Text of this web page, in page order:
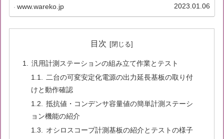
www.wareko.jp 2023.01.06
目次
汎用計測ステーションの組み立て作業とテスト
二台の可変安定化電源の出力延長基板の取り付
けと動作確認
抵抗値・コンデンサ容量値の簡単計測ステーシ
ョン機能の紹介
オシロスコープ計測基板の紹介とテストの様子